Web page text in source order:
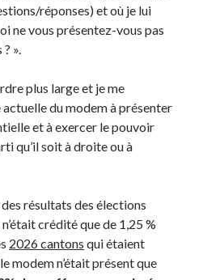
à Lyon
ma vélorution toute personnelle
ma vélorution toute personnelle
ma vélorution toute personnelle
ma vélorution toute personnelle
j’ai opéré ma vélorution toute
réponses) et où je lui
ne vous présentez-vous pas
».
plus large et je me
du modem à présenter
et à exercer le pouvoir
qu’il soit à droite ou à
résultats des élections
crédité que de 1,25 %
2026 cantons qui étaient
modem n’était présent que